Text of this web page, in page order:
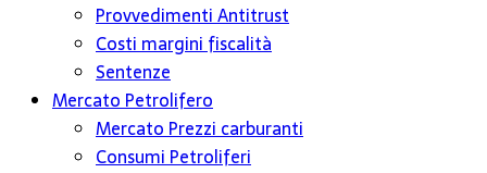
Provvedimenti Antitrust
Costi margini fiscalità
Sentenze
Mercato Petrolifero
Mercato Prezzi carburanti
Consumi Petroliferi